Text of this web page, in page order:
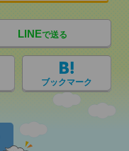
LINEで送る
ブックマーク